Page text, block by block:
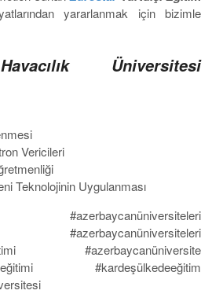
yararlanmak için bizimle
Üniversitesi
Vericileri
Teknolojinin Uygulanması
#azerbaycanüniversiteleri
#azerbaycanüniversiteleri
#azerbaycanüniversite
#kardeşülkedeeğitim